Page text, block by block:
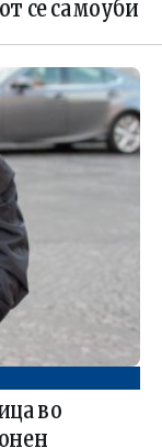
се самоуби
во